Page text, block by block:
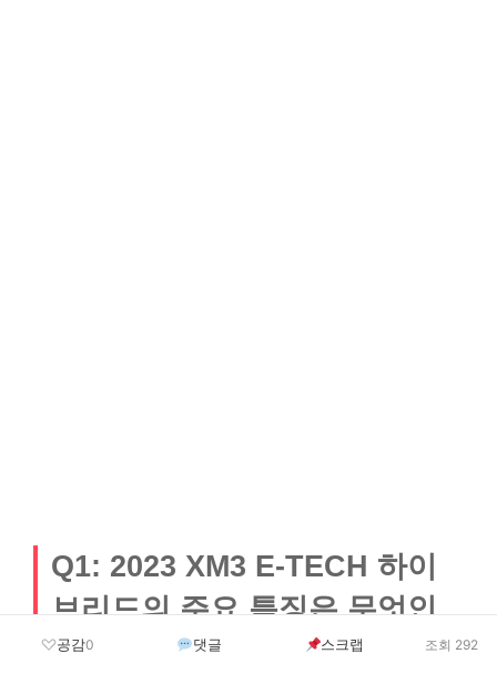
Q1: 2023 XM3 E-TECH 하이
브리드의 주요 특징은 무엇인
가요?
공감0 댓글 스크랩 조회 292